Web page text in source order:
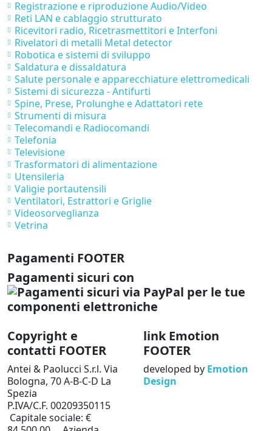
Registrazione e riproduzione Audio/Video
Reti LAN e cablaggio strutturato
Ricevitori radio, Ricetrasmettitori e Interfoni
Rivelatori di metalli Metal detector
Robotica e sistemi di sviluppo
Saldatura e dissaldatura
Salute personale e apparecchiature elettromedicali
Sistemi di sicurezza - Antifurti
Spine, Prese, Prolunghe e Adattatori rete
Strumenti di misura
Telecomandi e Radiocomandi
Telefonia
Televisione
Trasformatori di alimentazione
Utensileria
Valigie portautensili
Ventilatori, Estrattori e Griglie
Videosorveglianza
Vetrina
Pagamenti FOOTER
Pagamenti sicuri con
Copyright e
contatti FOOTER
Antei & Paolucci S.r.l. Via
Bologna, 70 A-B-C-D La
Spezia
P.IVA/C.F. 00209350115
Capitale sociale: €
link Emotion
FOOTER
developed by Emotion
Design